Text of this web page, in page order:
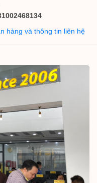
hàng và thông tin liên hệ